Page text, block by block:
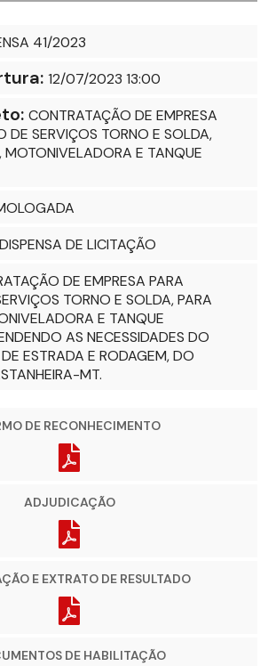
41/2023
12/07/2023 13:00
CONTRATAÇÃO DE EMPRESA
DE SERVIÇOS TORNO E SOLDA,
MOTONIVELADORA E TANQUE
DISPENSA DE LICITAÇÃO
DE EMPRESA PARA
TORNO E SOLDA, PARA
E TANQUE
AS NECESSIDADES DO
ESTRADA E RODAGEM, DO
MT.
DE RECONHECIMENTO
ADJUDICAÇÃO
E EXTRATO DE RESULTADO
DE HABILITAÇÃO